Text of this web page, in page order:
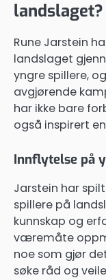
landslaget?
Rune Jarstein
landslaget
yngre spillere,
avgjørende
har ikke bare
også inspirert
Innflytelse på
Jarstein har
spillere på
kunnskap og
væremåte
noe som gjør
søke råd og